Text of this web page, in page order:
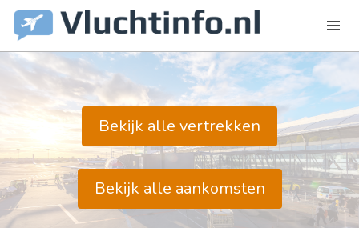
Bekijk alle vertrekken
Bekijk alle aankomsten